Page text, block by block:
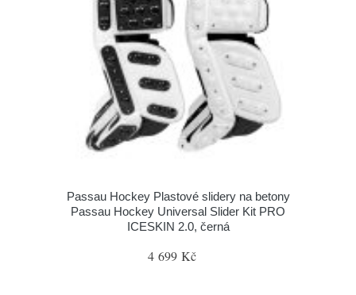
Passau Hockey Plastové slidery na betony
Passau Hockey Universal Slider Kit PRO
ICESKIN 2.0, černá
4 699 Kč